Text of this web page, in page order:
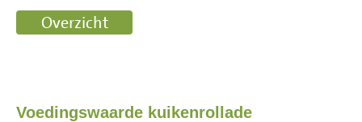
Voedingswaarde kuikenrollade